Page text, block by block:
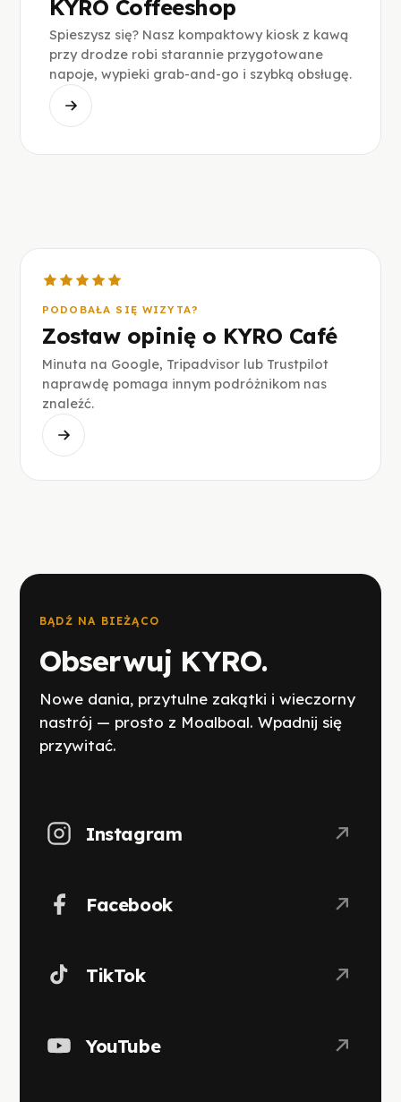
KYRO Coffeeshop
Spieszysz się? Nasz kompaktowy kiosk z kawą
przy drodze robi starannie przygotowane
napoje, wypieki grab-and-go i szybką obsługę.
PODOBAŁA SIĘ WIZYTA?
Zostaw opinię o KYRO Café
Minuta na Google, Tripadvisor lub Trustpilot
naprawdę pomaga innym podróżnikom nas
znaleźć.
BĄDŹ NA BIEŻĄCO
Obserwuj KYRO.
Nowe dania, przytulne zakątki i wieczorny
nastrój — prosto z Moalboal. Wpadnij się
przywitać.
Instagram
Facebook
TikTok
YouTube